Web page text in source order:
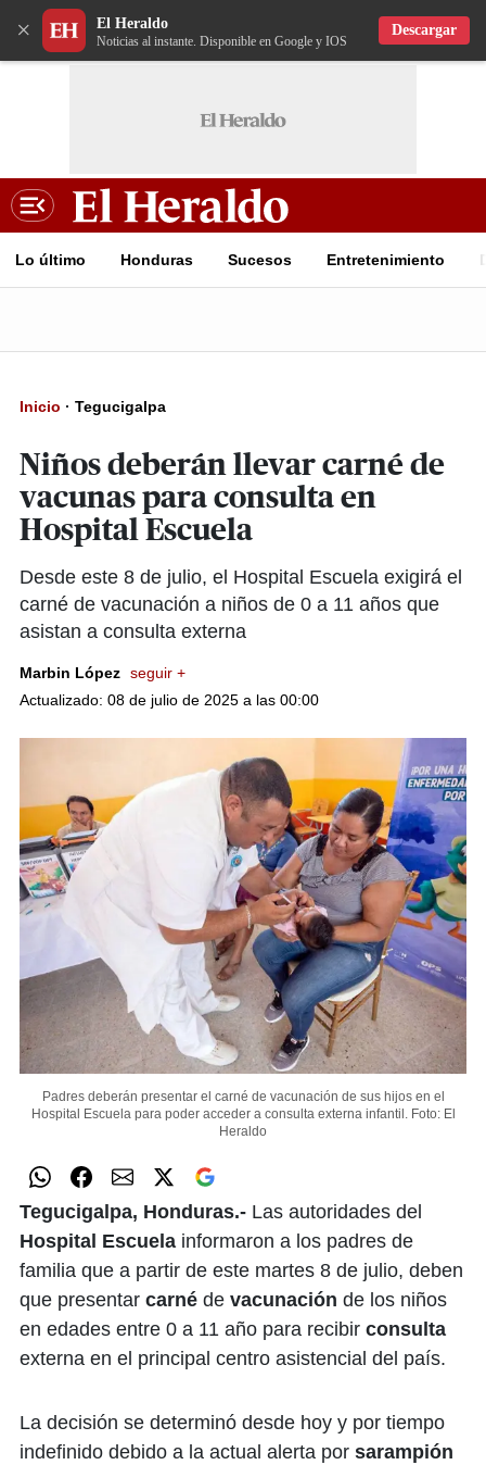
× El Heraldo
Noticias al instante. Disponible en Google y IOS
Descargar
Lo último Honduras Sucesos Entretenimiento
Inicio · Tegucigalpa
Niños deberán llevar carné de
vacunas para consulta en
Hospital Escuela
Desde este 8 de julio, el Hospital Escuela exigirá el
carné de vacunación a niños de 0 a 11 años que
asistan a consulta externa
Marbin López seguir +
Actualizado: 08 de julio de 2025 a las 00:00
Padres deberán presentar el carné de vacunación de sus hijos en el
Hospital Escuela para poder acceder a consulta externa infantil. Foto: El
Heraldo
Tegucigalpa, Honduras.- Las autoridades del
Hospital Escuela informaron a los padres de
familia que a partir de este martes 8 de julio, deben
que presentar carné de vacunación de los niños
en edades entre 0 a 11 año para recibir consulta
externa en el principal centro asistencial del país.
La decisión se determinó desde hoy y por tiempo
indefinido debido a la actual alerta por sarampión